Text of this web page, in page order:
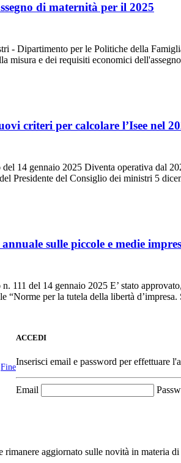
di maternità per il 2025
- Dipartimento per le Politiche della
misura e dei requisiti economici
criteri per calcolare l’Isee nel
14 gennaio 2025 Diventa operativa dal
Presidente del Consiglio dei ministri 5
sulle piccole e medie
111 del 14 gennaio 2025 E’ stato
“Norme per la tutela della libertà
Fine
ACCEDI
Inserisci email e password per effettuare
Email
rimanere aggiornato sulle novità in materia